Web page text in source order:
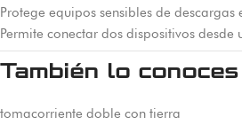
Protege equipos sensibles de descargas
Permite conectar dos dispositivos desde
También lo
tomacorriente doble con tierra